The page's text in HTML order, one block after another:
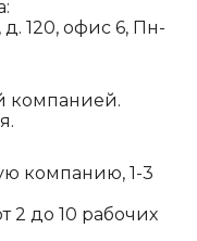
120, офис 6, Пн-
компанией.
компанию, 1-3
2 до 10 рабочих